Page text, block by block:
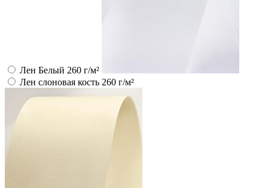
Лен Белый 260 г/м²
Лен слоновая кость 260 г/м²